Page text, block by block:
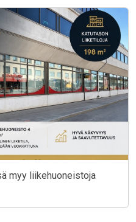
myy liikehuoneistoja